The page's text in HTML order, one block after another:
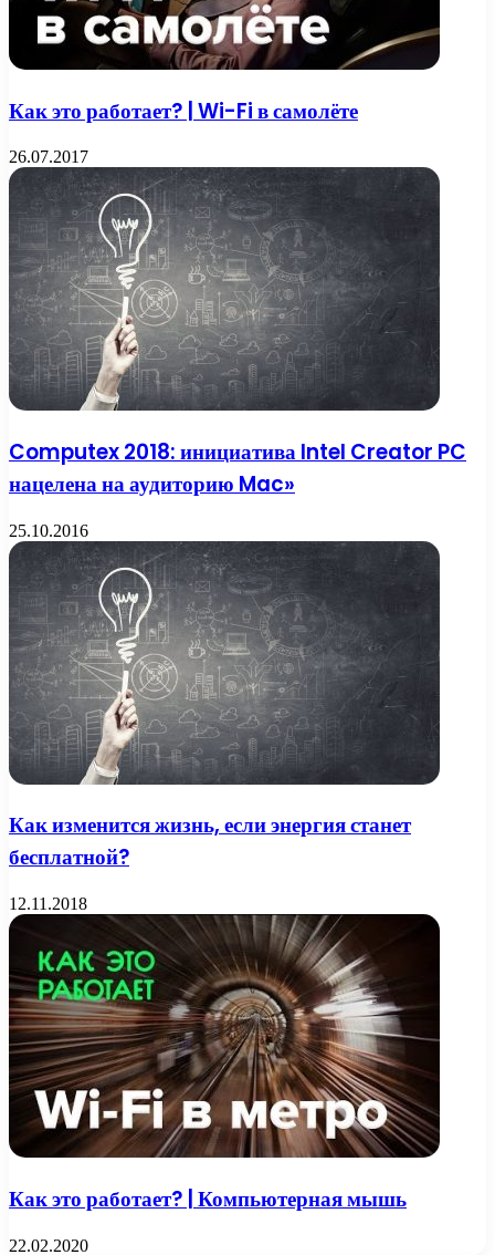
Как это работает? | Wi-Fi в самолёте
26.07.2017
Computex 2018: инициатива Intel Creator PC
нацелена на аудиторию Mac»
25.10.2016
Как изменится жизнь, если энергия станет
бесплатной?
12.11.2018
Как это работает? | Компьютерная мышь
22.02.2020